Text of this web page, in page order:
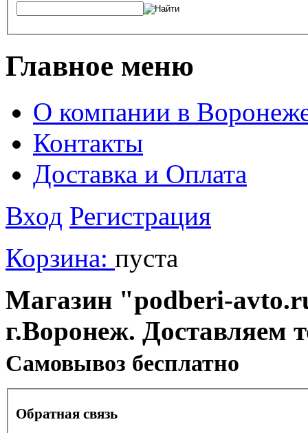
Главное меню
О компании в
Контакты
Доставка и Оплата
Вход Регистрация
Корзина: пуста
Магазин "podberi-
г.Воронеж. Доставляем
Cамовывоз бесплатно
Обратная связь